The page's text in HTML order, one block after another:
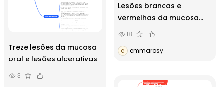
Treze lesões da mucosa
oral e lesões ulcerativas
3
Lesões brancas e
vermelhas da mucosa
18
e
emmarosy